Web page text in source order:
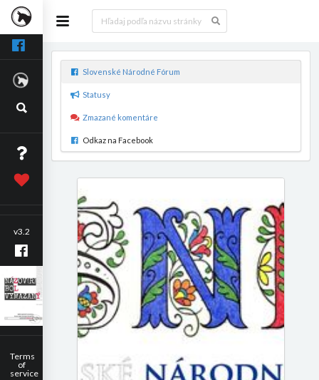
v3.2
Terms
of
service
Slovenské Národné Fórum
Statusy
Zmazané komentáre
Odkaz na Facebook